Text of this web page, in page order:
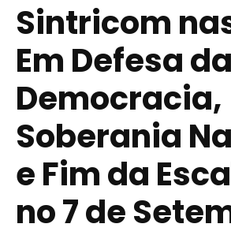
Sintricom
Em Defesa da
Democracia,
Soberania
e Fim da
no 7 de